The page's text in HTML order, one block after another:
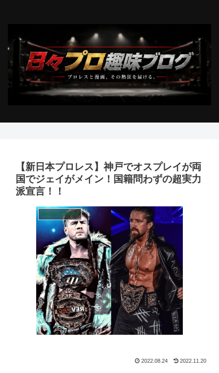
【新日本プロレス】神戸でオスプレイが両
国でジェイがメイン！国籍問わずの超実力
派宣言！！
UNITED EMPIRE
2022.08.24 2022.11.20